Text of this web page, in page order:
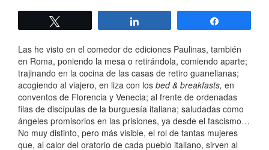
Las he visto en el comedor de ediciones Paulinas, también
en Roma, poniendo la mesa o retirándola, comiendo aparte;
trajinando en la cocina de las casas de retiro guanelianas;
acogiendo al viajero, en liza con los bed & breakfasts, en
conventos de Florencia y Venecia; al frente de ordenadas
filas de discípulas de la burguesía italiana; saludadas como
ángeles promisorios en las prisiones, ya desde el fascismo…
No muy distinto, pero más visible, el rol de tantas mujeres
que, al calor del oratorio de cada pueblo italiano, sirven al